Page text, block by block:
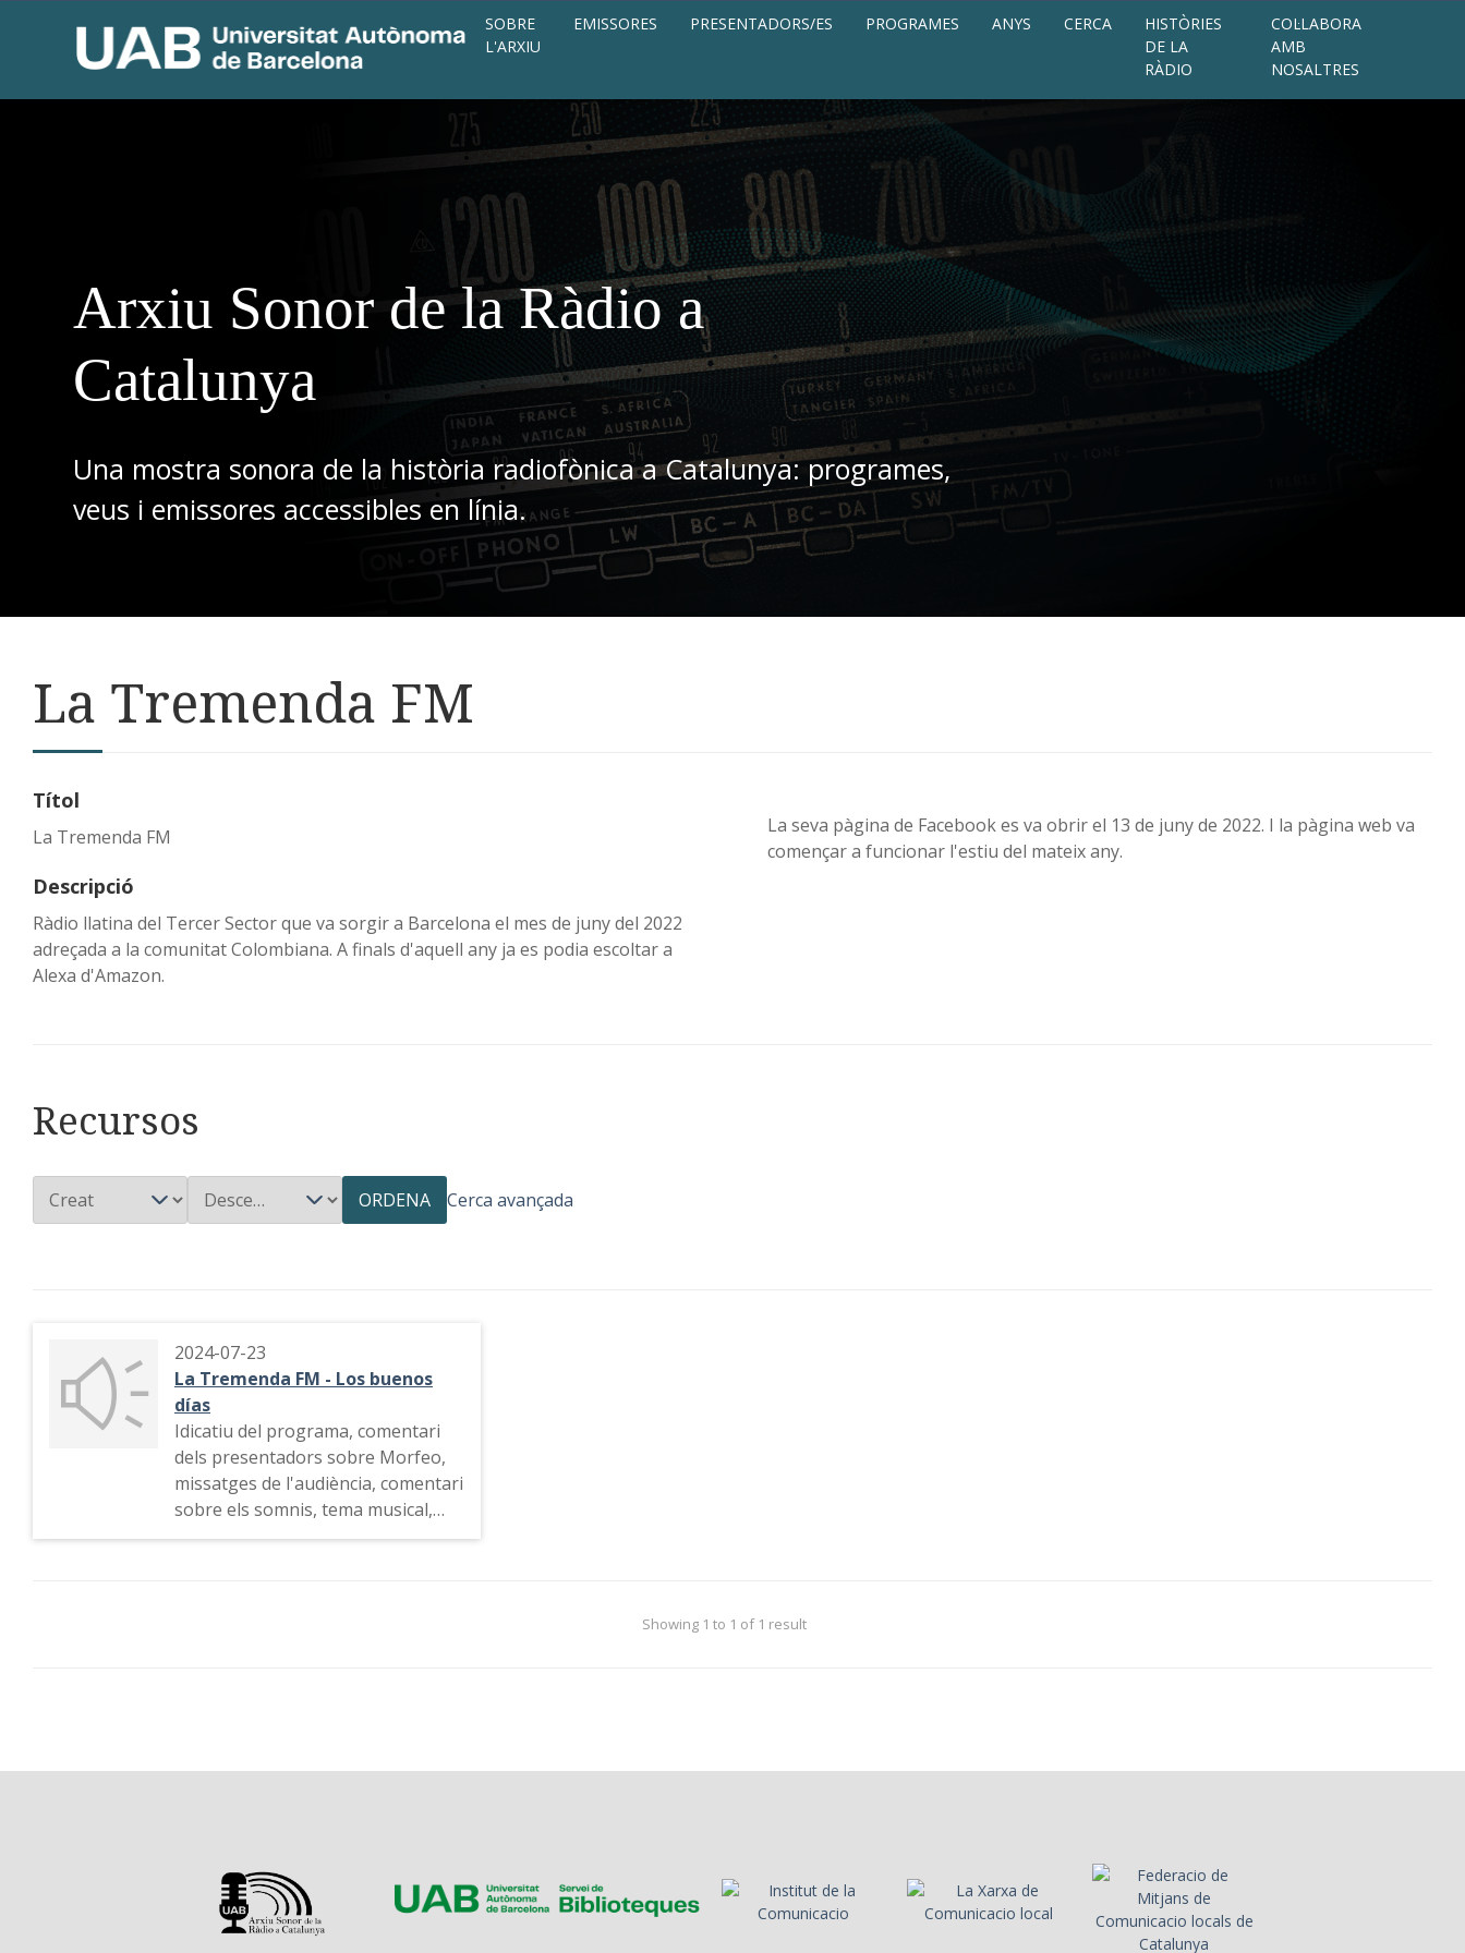
SOBRE
L'ARXIU
EMISSORES PRESENTADORS/ES PROGRAMES ANYS CERCA
HISTÒRIES
DE LA
RÀDIO
COL·LABORA
AMB
NOSALTRES
Arxiu Sonor de la Ràdio a
Catalunya
Una mostra sonora de la història radiofònica a Catalunya: programes,
veus i emissores accessibles en línia.
La Tremenda FM
Títol
La Tremenda FM
Descripció
Ràdio llatina del Tercer Sector que va sorgir a Barcelona el mes de juny del 2022
adreçada a la comunitat Colombiana. A finals d'aquell any ja es podia escoltar a
Alexa d'Amazon.
La seva pàgina de Facebook es va obrir el 13 de juny de 2022. I la pàgina web va
començar a funcionar l'estiu del mateix any.
Recursos
ORDENA Cerca avançada
2024-07-23
La Tremenda FM - Los buenos
días
Idicatiu del programa, comentari
dels presentadors sobre Morfeo,
missatges de l'audiència, comentari
sobre els somnis, tema musical,
publicitat, tema musical, indicatiu
Showing 1 to 1 of 1 result